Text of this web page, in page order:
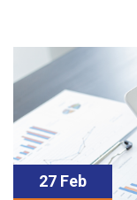
27 Feb